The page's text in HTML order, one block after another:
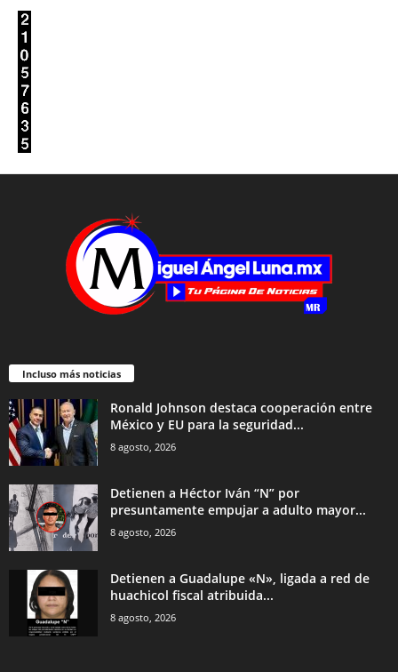
Incluso más noticias
Ronald Johnson destaca cooperación entre
México y EU para la seguridad...
8 agosto, 2026
Detienen a Héctor Iván “N” por
presuntamente empujar a adulto mayor...
8 agosto, 2026
Detienen a Guadalupe «N», ligada a red de
huachicol fiscal atribuida...
8 agosto, 2026